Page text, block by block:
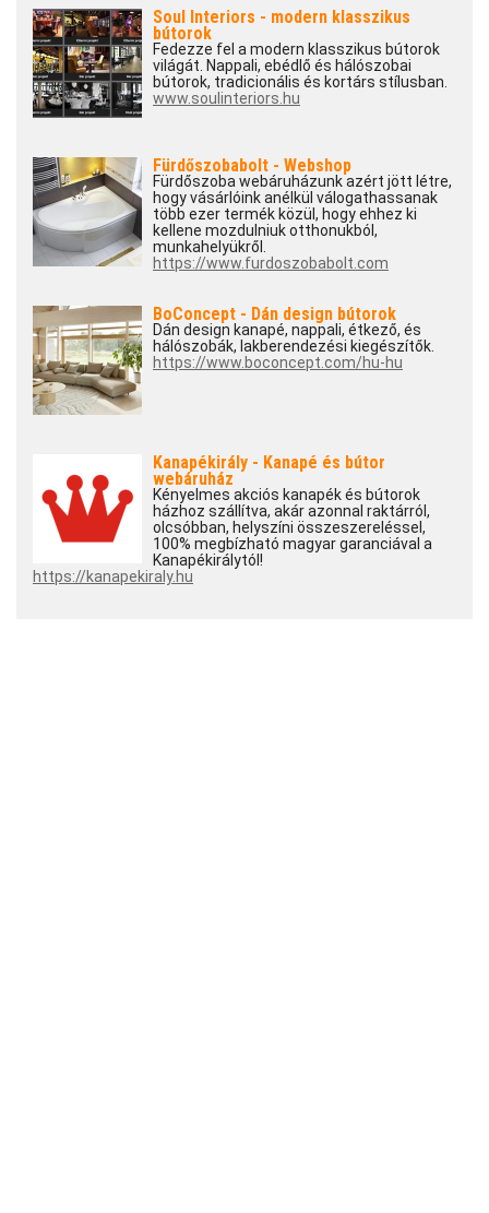
Soul Interiors - modern klasszikus
bútorok
Fedezze fel a modern klasszikus bútorok
világát. Nappali, ebédlő és hálószobai
bútorok, tradicionális és kortárs stílusban.
www.soulinteriors.hu
Fürdőszobabolt - Webshop
Fürdőszoba webáruházunk azért jött létre,
hogy vásárlóink anélkül válogathassanak
több ezer termék közül, hogy ehhez ki
kellene mozdulniuk otthonukból,
munkahelyükről.
https://www.furdoszobabolt.com
BoConcept - Dán design bútorok
Dán design kanapé, nappali, étkező, és
hálószobák, lakberendezési kiegészítők.
https://www.boconcept.com/hu-hu
Kanapékirály - Kanapé és bútor
webáruház
Kényelmes akciós kanapék és bútorok
házhoz szállítva, akár azonnal raktárról,
olcsóbban, helyszíni összeszereléssel,
100% megbízható magyar garanciával a
Kanapékirálytól!
https://kanapekiraly.hu